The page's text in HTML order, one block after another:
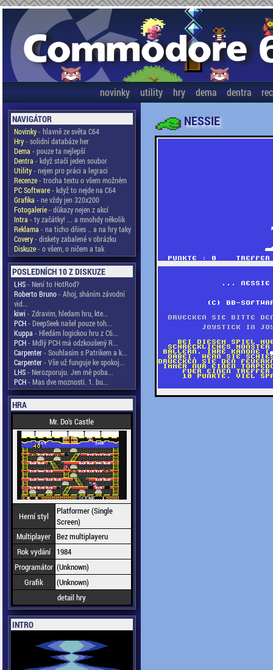
novinky utility hry dema dentra
NAVIGÁTOR
Novinky- hlavně ze světa C64
Hry- solidní databáze her
Dema - pouze ta nejlepší
Dentra - když stačí jeden soubor
Utility- nejen pro práci a legraci
Recenze- trocha textu o všem možném
PC Software- když to nejde na C64
Grafika - ne vždy jen 320x200
Fotogalerie- důkazy nejen z akcí
Intra - ty začátky! ... a mnohdy několik
Reklama - na ticho dňies .. a na hry taky
Covery- diskety zabalené v obrázku
Diskuze- o všem, o ničem a tak
POSLEDNÍCH 10 Z DISKUZE
LHS- Není to HotRod?
Roberto Bruno- Ahoj, sháním závodní
vid...
kiwi - Zdravim, hledam hru, kte...
PCH- DeepSeek našel pouze toh...
Kuppa - Hledám logickou hru z C6...
PCH- Mdlý PCH má odzkoušený R...
Carpenter- Souhlasím s Patrikem a k...
Carpenter- Vše už funguje ke spokoj...
LHS- Nerozporuju. Jen mě poba...
PCH- Mas dve moznosti. 1. bu...
HRA
Mr. Do's Castle
Herní styl
Platformer (Single
Screen)
Multiplayer Bez multiplayeru
Rok vydání
1984
Programátor (Unknown)
Grafik
(Unknown)
detail hry
INTRO
NESSIE